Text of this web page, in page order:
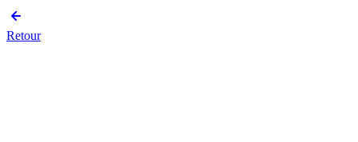
Retour